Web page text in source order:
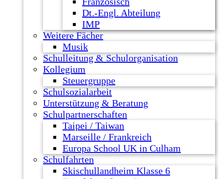
Dt.-Engl. Abteilung
IMP
Weitere Fächer
Musik
Schulleitung & Schulorganisation
Kollegium
Steuergruppe
Schulsozialarbeit
Unterstützung & Beratung
Schulpartnerschaften
Taipei / Taiwan
Marseille / Frankreich
Europa School UK in Culham
Schulfahrten
Skischullandheim Klasse 6